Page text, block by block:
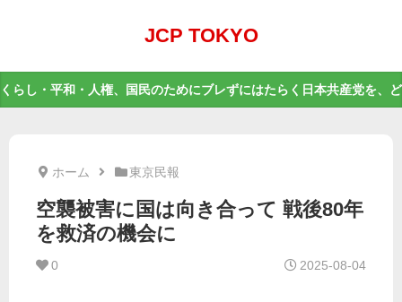
JCP TOKYO
くらし・平和・人権、国民のためにブレずにはたらく日本共産党を、
ホーム 東京民報
空襲被害に国は向き合って 戦後80年
を救済の機会に
0 2025-08-04